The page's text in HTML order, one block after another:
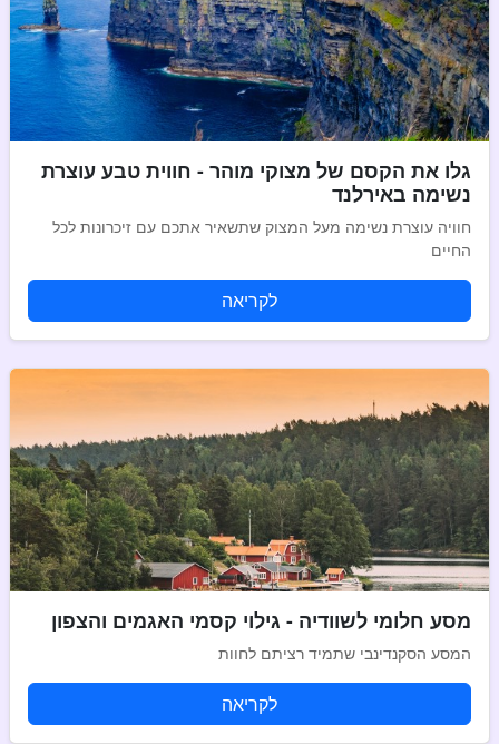
גלו את הקסם של מצוקי מוהר - חווית טבע עוצרת
נשימה באירלנד
חוויה עוצרת נשימה מעל המצוק שתשאיר אתכם עם זיכרונות לכל
החיים
לקריאה
מסע חלומי לשוודיה - גילוי קסמי האגמים והצפון
המסע הסקנדינבי שתמיד רציתם לחוות
לקריאה